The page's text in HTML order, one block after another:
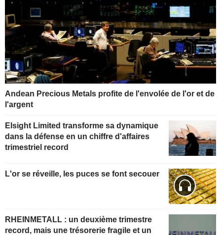
Andean Precious Metals profite de l'envolée de l'or et de
l'argent
Elsight Limited transforme sa dynamique
dans la défense en un chiffre d'affaires
trimestriel record
L'or se réveille, les puces se font secouer
RHEINMETALL : un deuxième trimestre
record, mais une trésorerie fragile et un